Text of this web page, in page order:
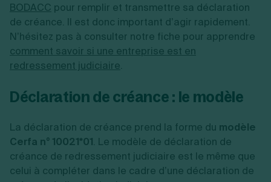
BODACC pour remplir et transmettre sa déclaration
de créance. Il est donc important d’agir rapidement.
N’hésitez pas à consulter notre fiche pour apprendre
comment savoir si une entreprise est en
redressement judiciaire.
Déclaration de créance : le modèle
La déclaration de créance prend la forme du modèle
Cerfa n° 10021*01. Le modèle de déclaration de
créance de redressement judiciaire est le même que
celui à compléter dans le cadre d’une déclaration de